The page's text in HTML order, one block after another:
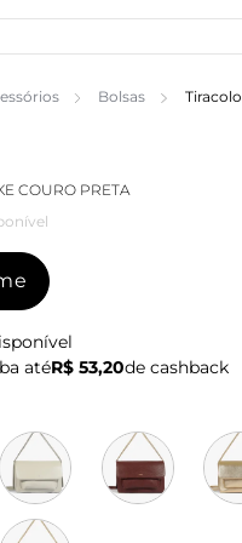
Bolsas Tiracolo
COURO PRETA
atéR$ 53,20de cashback